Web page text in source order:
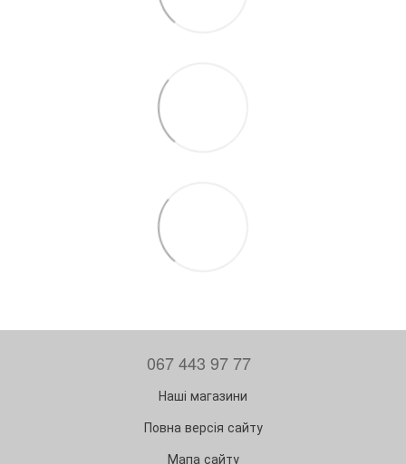
067 443 97 77
Наші магазини
Повна версія сайту
Мапа сайту